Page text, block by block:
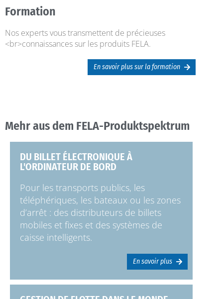
Formation
Nos experts vous transmettent de précieuses
<br>connaissances sur les produits FELA.
En savoir plus sur la formation
Mehr aus dem FELA-Produktspektrum
DU BILLET ÉLECTRONIQUE À
L'ORDINATEUR DE BORD
Pour les transports publics, les
téléphériques, les bateaux ou les zones
d’arrêt : des distributeurs de billets
mobiles et fixes et des systèmes de
caisse intelligents.
En savoir plus